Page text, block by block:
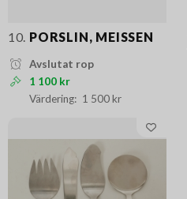
10. PORSLIN, MEISSEN
Avslutat rop
1 100 kr
1 500 kr